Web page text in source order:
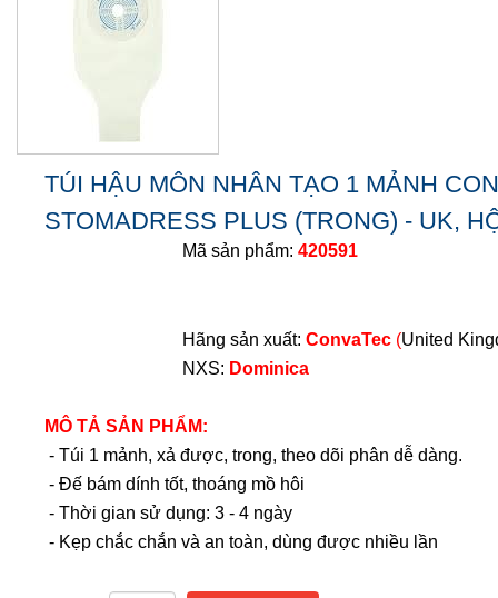
TÚI HẬU MÔN NHÂN TẠO 1 MẢNH
STOMADRESS PLUS (TRONG) - UK,
Mã sản phẩm: 420591
Hãng sản xuất: ConvaTec (United
NXS: Dominica
MÔ TẢ SẢN PHẨM:
- Túi 1 mảnh, xả được, trong, theo dõi phân dễ dàng.
- Đế bám dính tốt, thoáng mồ hôi
- Thời gian sử dụng: 3 - 4 ngày
- Kẹp chắc chắn và an toàn, dùng được nhiều lần